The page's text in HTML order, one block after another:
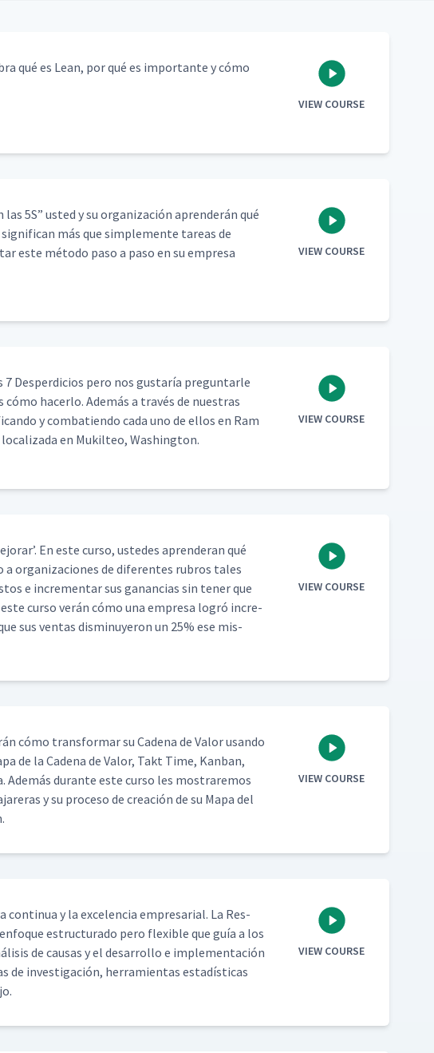
qué es Lean, por qué es impor­tante y cómo
VIEW COURSE
5S” ust­ed y su orga­ni­zación apren­derán qué
más que sim­ple­mente tar­eas de
este méto­do paso a paso en su empre­sa
VIEW COURSE
Des­perdi­cios pero nos gus­taría pre­gun­tar­le
hac­er­lo. Además a través de nues­tras
y com­bat­ien­do cada uno de ellos en Ram
en Muk­il­teo, Washington.
VIEW COURSE
En este cur­so, ust­edes apren­der­an qué
orga­ni­za­ciones de difer­entes rubros tales
e incre­men­tar sus ganan­cias sin ten­er que
cur­so verán cómo una empre­sa logró incre­
sus ven­tas dis­min­uyeron un 25% ese mis­
VIEW COURSE
cómo trans­for­mar su Cade­na de Val­or usan­do
de la Cade­na de Val­or, Takt Time, Kan­ban,
Además durante este cur­so les mostraremos
y su pro­ce­so de creación de su Mapa del
VIEW COURSE
con­tin­ua y la exce­len­cia empre­sar­i­al. La Res­
estruc­tura­do pero flex­i­ble que guía a los
de causas y el desar­rol­lo e imple­mentación
de inves­ti­gación, her­ramien­tas estadís­ti­cas
VIEW COURSE